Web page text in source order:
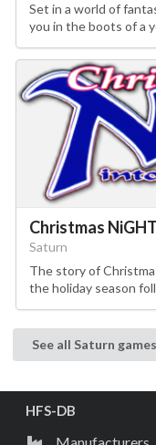
Set in a world of
you in the boots of a
Christmas
Saturn
The story of
the holiday season
See all Saturn games
HFS-DB